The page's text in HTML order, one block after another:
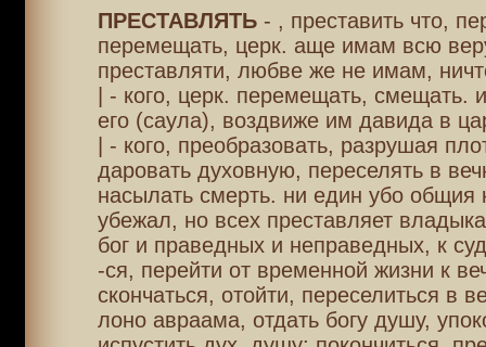
ПРЕСТАВЛЯТЬ- , преставить что,
перемещать, церк. аще имам всю
преставляти, любве же не имам,
| - кого, церк. перемещать, смещать.
его (саула), воздвиже им давида в
| - кого, преобразовать, разрушая
даровать духовную, переселять в
насылать смерть. ни един убо общия
убежал, но всех преставляет
бог и праведных и неправедных, к
-ся, перейти от временной жизни к
скончаться, отойти, переселиться в
лоно авраама, отдать богу душу,